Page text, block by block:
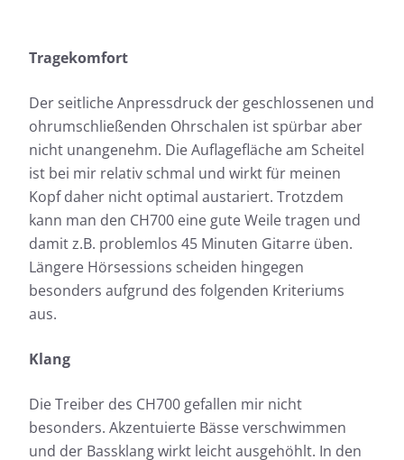
Tragekomfort
Der seitliche Anpressdruck der geschlossenen und
ohrumschließenden Ohrschalen ist spürbar aber
nicht unangenehm. Die Auflagefläche am Scheitel
ist bei mir relativ schmal und wirkt für meinen
Kopf daher nicht optimal austariert. Trotzdem
kann man den CH700 eine gute Weile tragen und
damit z.B. problemlos 45 Minuten Gitarre üben.
Längere Hörsessions scheiden hingegen
besonders aufgrund des folgenden Kriteriums
aus.
Klang
Die Treiber des CH700 gefallen mir nicht
besonders. Akzentuierte Bässe verschwimmen
und der Bassklang wirkt leicht ausgehöhlt. In den